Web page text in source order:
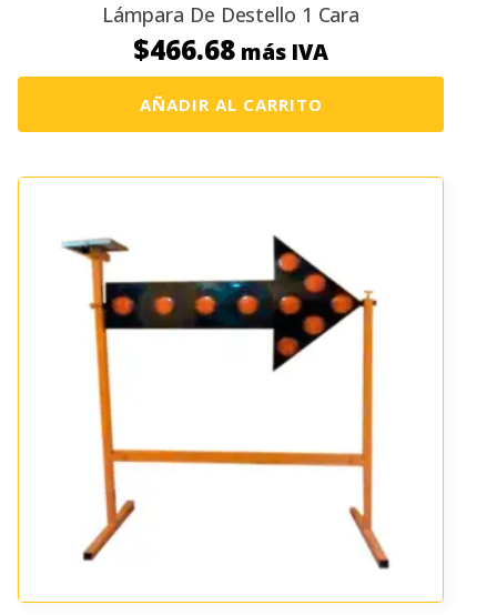
Lámpara De Destello 1 Cara
$466.68 más IVA
AÑADIR AL CARRITO